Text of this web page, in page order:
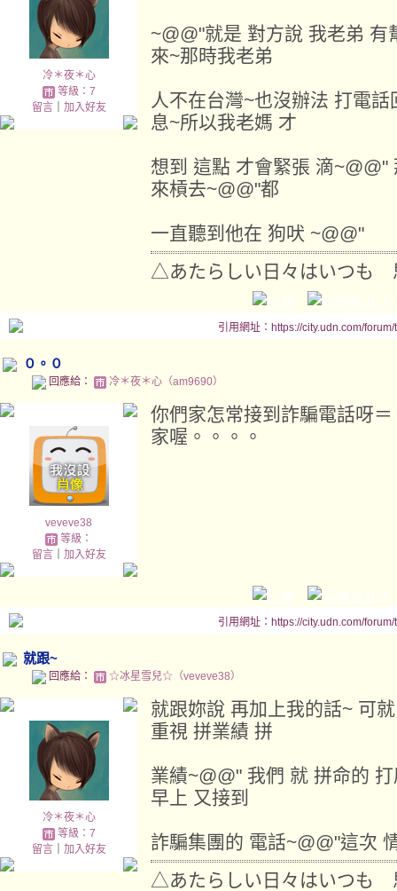
冷＊夜＊心
等級：7
留言｜ 加入好友
~@@"就是 對方說 我老弟
來~那時我老弟
人不在台灣~也沒辦法 打電
息~所以我老媽 才
想到 這點 才會緊張 滴
來槓去~@@"都
一直聽到他在 狗吠 ~@@"
△あたらしい日々はいつも
引用網址：https://city.udn.com/
０。０
回應給： 冷＊夜＊心（am9690）
veveve38
等級：
留言｜ 加入好友
你們家怎常接到詐騙電話
家喔。。。。
引用網址：https://city.udn.com/
就跟~
回應給： ☆冰星雪兒☆（veveve38）
冷＊夜＊心
等級：7
留言｜ 加入好友
就跟妳說 再加上我的話~ 可
重視 拼業績 拼
業績~@@" 我們 就 拼命的
早上 又接到
詐騙集團的 電話~@@"這次
△あたらしい日々はいつも